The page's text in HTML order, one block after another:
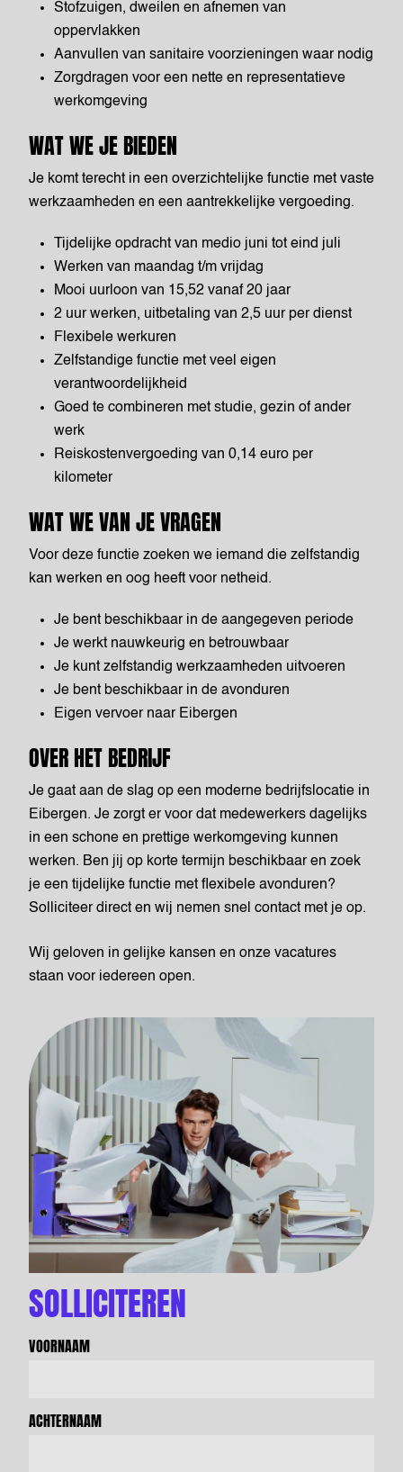
Stofzuigen, dweilen en afnemen van
oppervlakken
Aanvullen van sanitaire voorzieningen waar nodig
Zorgdragen voor een nette en representatieve
werkomgeving
WAT WE JE BIEDEN
Je komt terecht in een overzichtelijke functie met vaste
werkzaamheden en een aantrekkelijke vergoeding.
Tijdelijke opdracht van medio juni tot eind juli
Werken van maandag t/m vrijdag
Mooi uurloon van 15,52 vanaf 20 jaar
2 uur werken, uitbetaling van 2,5 uur per dienst
Flexibele werkuren
Zelfstandige functie met veel eigen
verantwoordelijkheid
Goed te combineren met studie, gezin of ander
werk
Reiskostenvergoeding van 0,14 euro per
kilometer
WAT WE VAN JE VRAGEN
Voor deze functie zoeken we iemand die zelfstandig
kan werken en oog heeft voor netheid.
Je bent beschikbaar in de aangegeven periode
Je werkt nauwkeurig en betrouwbaar
Je kunt zelfstandig werkzaamheden uitvoeren
Je bent beschikbaar in de avonduren
Eigen vervoer naar Eibergen
OVER HET BEDRIJF
Je gaat aan de slag op een moderne bedrijfslocatie in
Eibergen. Je zorgt er voor dat medewerkers dagelijks
in een schone en prettige werkomgeving kunnen
werken. Ben jij op korte termijn beschikbaar en zoek
je een tijdelijke functie met flexibele avonduren?
Solliciteer direct en wij nemen snel contact met je op.
Wij geloven in gelijke kansen en onze vacatures
staan voor iedereen open.
SOLLICITEREN
VOORNAAM
ACHTERNAAM